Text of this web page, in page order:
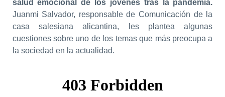
salud emocional de los jóvenes tras la pandemia.
Juanmi Salvador, responsable de Comunicación de la
casa salesiana alicantina, les plantea algunas
cuestiones sobre uno de los temas que más preocupa a
la sociedad en la actualidad.